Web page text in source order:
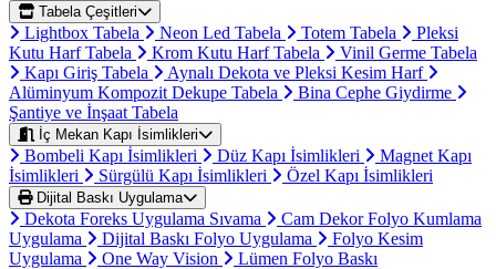
Tabela Çeşitleri
Lightbox Tabela Neon Led Tabela Totem Tabela
Pleksi
Kutu Harf Tabela
Krom Kutu Harf Tabela
Vinil Germe Tabela
Kapı Giriş Tabela
Aynalı Dekota ve Pleksi Kesim Harf
Alüminyum Kompozit Dekupe Tabela
Bina Cephe Giydirme
Şantiye ve İnşaat Tabela
İç Mekan Kapı İsimlikleri
Bombeli Kapı İsimlikleri Düz Kapı İsimlikleri
Magnet Kapı
İsimlikleri
Sürgülü Kapı İsimlikleri Özel Kapı İsimlikleri
Dijital Baskı Uygulama
Dekota Foreks Uygulama Sıvama
Cam Dekor Folyo Kumlama
Uygulama
Dijital Baskı Folyo Uygulama
Folyo Kesim
Uygulama
One Way Vision Lümen Folyo Baskı